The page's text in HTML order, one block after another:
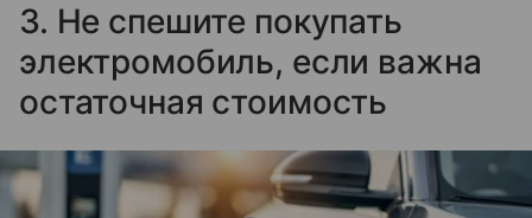
3. Не спешите покупать
электромобиль, если важна
остаточная стоимость